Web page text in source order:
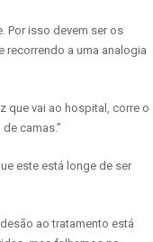
Por isso devem ser os
recorrendo a uma analogia
que vai ao hospital, corre o
camas.”
este está longe de ser
ao tratamento está